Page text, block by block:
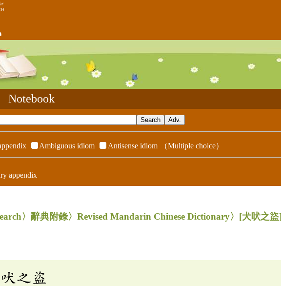
Notebook
Ambiguous idiom Antisense idiom （Multiple choice）
appendix
〉辭典附錄〉Revised Mandarin Chinese Dictionary〉 [犬吠之
之盜